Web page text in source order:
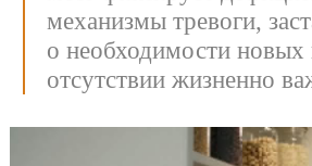
механизмы тревоги,
о необходимости
отсутствии жизненно